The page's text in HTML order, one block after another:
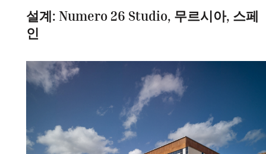
설계: Numero 26 Studio, 무르시아, 스페
인